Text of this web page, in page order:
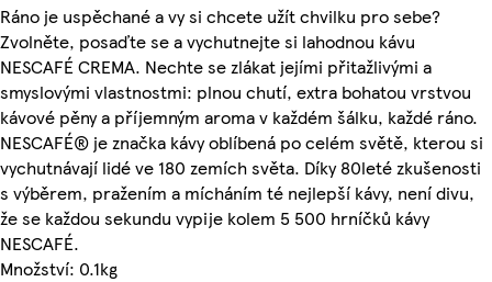
Ráno je uspěchané a vy si chcete užít chvilku pro sebe?
Zvolněte, posaďte se a vychutnejte si lahodnou kávu
NESCAFÉ CREMA. Nechte se zlákat jejími přitažlivými a
smyslovými vlastnostmi: plnou chutí, extra bohatou vrstvou
kávové pěny a příjemným aroma v každém šálku, každé ráno.
NESCAFÉ® je značka kávy oblíbená po celém světě, kterou si
vychutnávají lidé ve 180 zemích světa. Díky 80leté zkušenosti
s výběrem, pražením a mícháním té nejlepší kávy, není divu,
že se každou sekundu vypije kolem 5 500 hrníčků kávy
NESCAFÉ.
Množství: 0.1kg